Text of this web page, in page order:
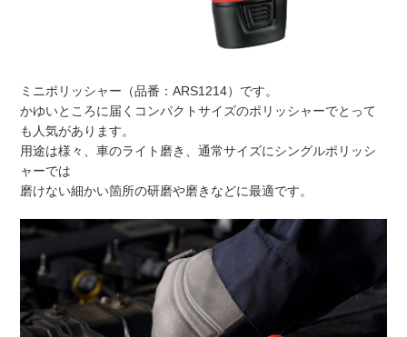
ミニポリッシャー（品番：ARS1214）です。
かゆいところに届くコンパクトサイズのポリッシャーでとって
も人気があります。
用途は様々、車のライト磨き、通常サイズにシングルポリッシ
ャーでは
磨けない細かい箇所の研磨や磨きなどに最適です。